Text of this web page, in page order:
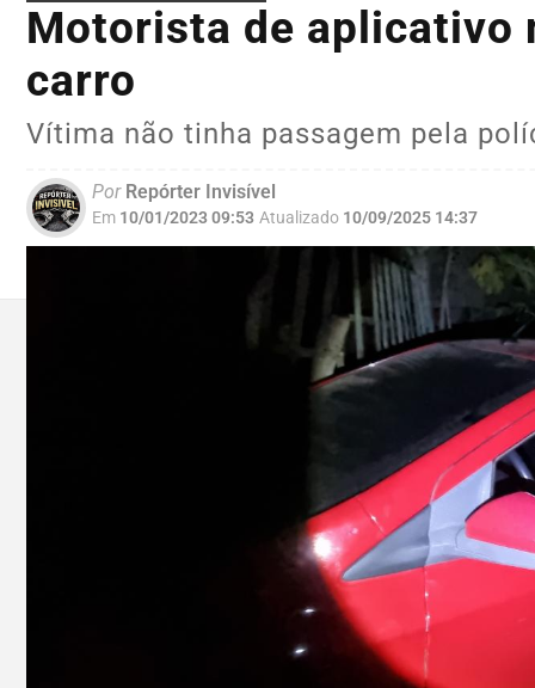
Motorista de aplicativo
carro
Vítima não tinha passagem pela
PorRepórter Invisível
Em 10/01/2023 09:53 Atualizado 10/09/2025 14:37